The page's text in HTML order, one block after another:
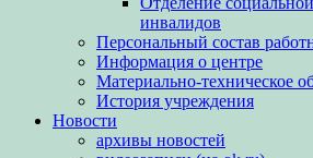
инвалидов
Персональный состав
Информация о центре
Материально-техническое
История учреждения
Новости
архивы новостей